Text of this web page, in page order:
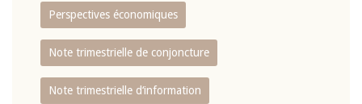
Perspectives économiques
Note trimestrielle de conjoncture
Note trimestrielle d‘information